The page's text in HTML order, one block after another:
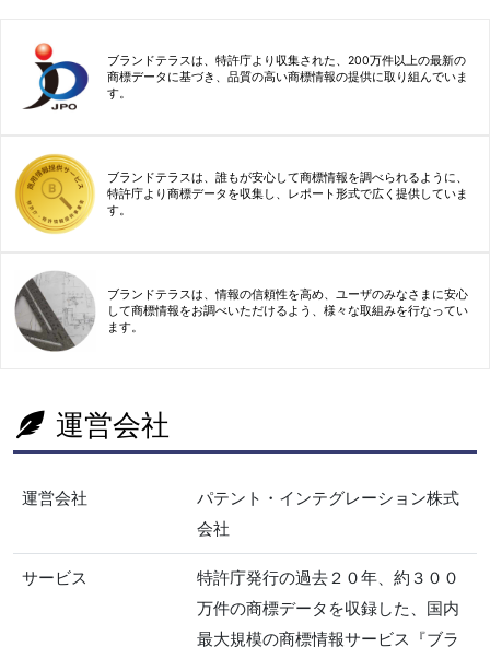
ブランドテラスは、特許庁より収集された、200万件以上の最新の
商標データに基づき、品質の高い商標情報の提供に取り組んでいま
す。
ブランドテラスは、誰もが安心して商標情報を調べられるように、
特許庁より商標データを収集し、レポート形式で広く提供していま
す。
ブランドテラスは、情報の信頼性を高め、ユーザのみなさまに安心
して商標情報をお調べいただけるよう、様々な取組みを行なってい
ます。
運営会社
運営会社
パテント・インテグレーション株式
会社
サービス
特許庁発行の過去２０年、約３００
万件の商標データを収録した、国内
最大規模の商標情報サービス『ブラ